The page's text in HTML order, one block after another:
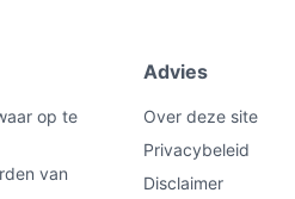
op te
van
Advies
Over deze site
Privacybeleid
Disclaimer